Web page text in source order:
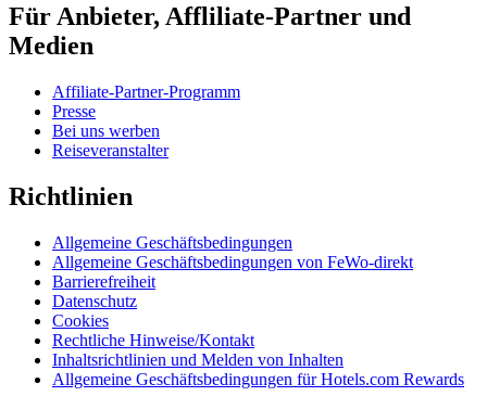
Für Anbieter, Affliliate-Partner und
Medien
Affiliate-Partner-Programm
Presse
Bei uns werben
Reiseveranstalter
Richtlinien
Allgemeine Geschäftsbedingungen
Allgemeine Geschäftsbedingungen von FeWo-direkt
Barrierefreiheit
Datenschutz
Cookies
Rechtliche Hinweise/Kontakt
Inhaltsrichtlinien und Melden von Inhalten
Allgemeine Geschäftsbedingungen für Hotels.com Rewards